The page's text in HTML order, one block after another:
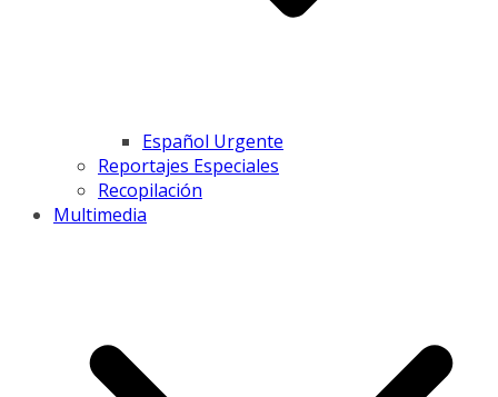
Español Urgente
Reportajes Especiales
Recopilación
Multimedia